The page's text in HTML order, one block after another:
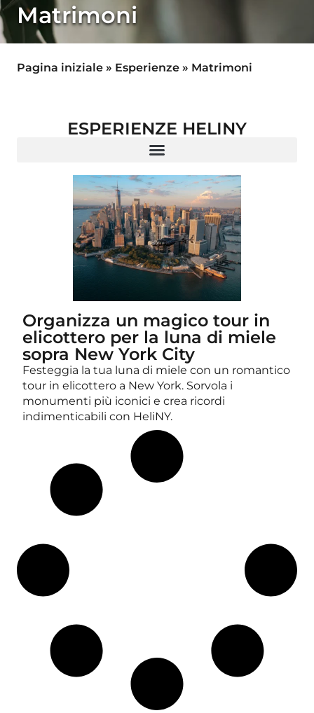
Matrimoni
Pagina iniziale » Esperienze » Matrimoni
ESPERIENZE HELINY
Organizza un magico tour in
elicottero per la luna di miele
sopra New York City
Festeggia la tua luna di miele con un romantico
tour in elicottero a New York. Sorvola i
monumenti più iconici e crea ricordi
indimenticabili con HeliNY.